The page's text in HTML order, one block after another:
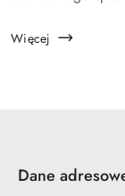
możliwość sam...
Więcej
Dane